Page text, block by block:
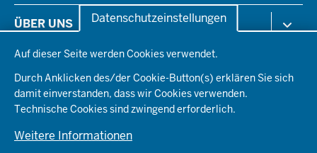
Datenschutzeinstellungen
Auf dieser Seite werden Cookies verwendet.
Durch Anklicken des/der Cookie-Button(s) erklären Sie sich
damit einverstanden, dass wir Cookies verwenden.
Technische Cookies sind zwingend erforderlich.
Weitere Informationen
der
Fußzeile
Gesundheit & Soziales
Kommunales & Wirtschaft
Planen & Bauen
Schule & Bildung
Umwelt & Natur
ÜBER UNS
Aktenpläne
Organisationsstruktur
Behördenleitung
Die Bezirksregierung
Organisationsplan
Arbeitgeberprofil
Stellenangebote
Ausbildung
PRESSE
Pressefotos
REGIONALRAT DÜSSELDORF